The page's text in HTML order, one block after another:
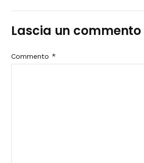
Lascia un commento
Commento *